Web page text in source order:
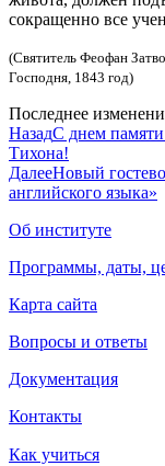
сокращенно все
(Святитель Феофан
Господня, 1843 год)
Последнее
НазадС днем памяти
Тихона!
ДалееНовый
английского языка»
Об институте
Программы, даты,
Карта сайта
Вопросы и ответы
Документация
Контакты
Как учиться